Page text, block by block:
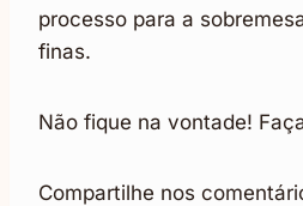
processo para a
finas.
Não fique na vontade!
Compartilhe nos